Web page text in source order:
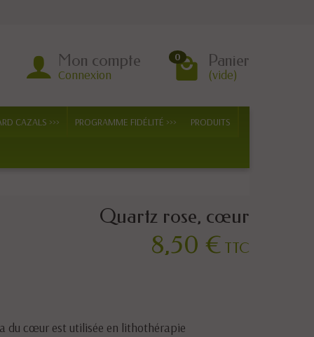
Mon compte
Connexion
0 Panier
(vide)
CAZALS >>> PROGRAMME FIDÉLITÉ >>> PRODUITS
Quartz rose, cœur
8,50 € TTC
du cœur est utilisée en lithothérapie